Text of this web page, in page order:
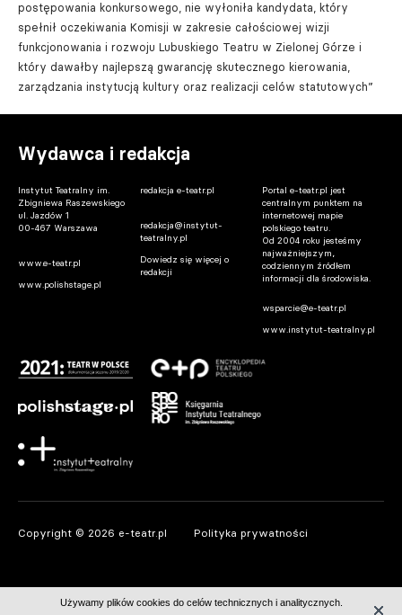
postępowania konkursowego, nie wyłoniła kandydata, który
spełnił oczekiwania Komisji w zakresie całościowej wizji
funkcjonowania i rozwoju Lubuskiego Teatru w Zielonej Górze i
który dawałby najlepszą gwarancję skutecznego kierowania,
zarządzania instytucją kultury oraz realizacji celów statutowych”
Wydawca i redakcja
Instytut Teatralny im.
Zbigniewa Raszewskiego
ul. Jazdów 1
00-467 Warszawa
www.e-teatr.pl
www.polishstage.pl
redakcja e-teatr.pl
redakcja@instytut-
teatralny.pl
Dowiedz się więcej o
redakcji
Portal e-teatr.pl jest
centralnym punktem na
internetowej mapie
polskiego teatru.
Od 2004 roku jesteśmy
najważniejszym,
codziennym źródłem
informacji dla środowiska.
wsparcie@e-teatr.pl
www.instytut-teatralny.pl
Copyright © 2026 e-teatr.pl Polityka prywatności
Używamy plików cookies do celów technicznych i analitycznych.